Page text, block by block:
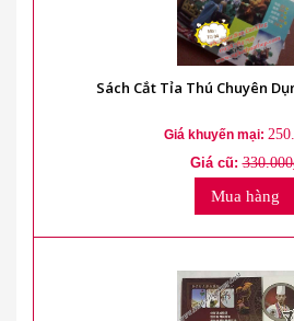
Sách Cắt Tỉa Thú Chuyên
Giá khuyến mại:
Giá cũ:
Mua hàng